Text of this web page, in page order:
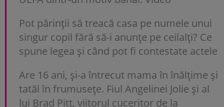
Pot părinții să treacă casa pe numele unui
singur copil fără să-i anunțe pe ceilalți? Ce
spune legea și când pot fi contestate actele
Are 16 ani, și-a întrecut mama în înălțime și
tatăl în frumusețe. Fiul Angelinei Jolie și al
lui Brad Pitt, viitorul cuceritor de la